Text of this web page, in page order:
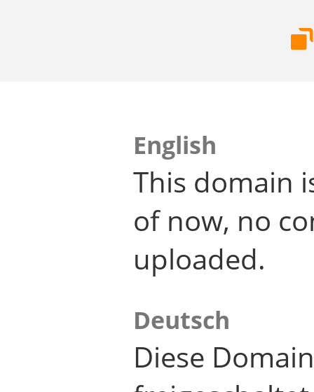
English
This domain
of now, no
uploaded.
Deutsch
Diese